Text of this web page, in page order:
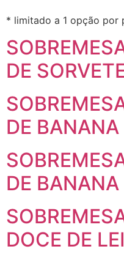
* limitado a 1 opção por
DE
DE BANANA
DE BANANA
DOCE DE